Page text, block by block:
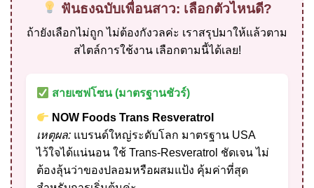
ฟันธงฉบับเพื่อนสาว: เลือกตัวไหนดี?
ถ้ายังเลือกไม่ถูก ไม่ต้องกังวลค่ะ เราสรุปมาให้แล้วตาม
สไตล์การใช้งาน เลือกตามนี้ได้เลย!
สายเซฟโซน (มาตรฐานชัวร์)
NOW Foods Trans Resveratrol
เหตุผล: แบรนด์ใหญ่ระดับโลก มาตรฐาน USA
ไว้ใจได้แน่นอน ใช้ Trans-Resveratrol ชัดเจน ไม่
ต้องลุ้นว่าของปลอมหรือผสมแป้ง คุ้มค่าที่สุด